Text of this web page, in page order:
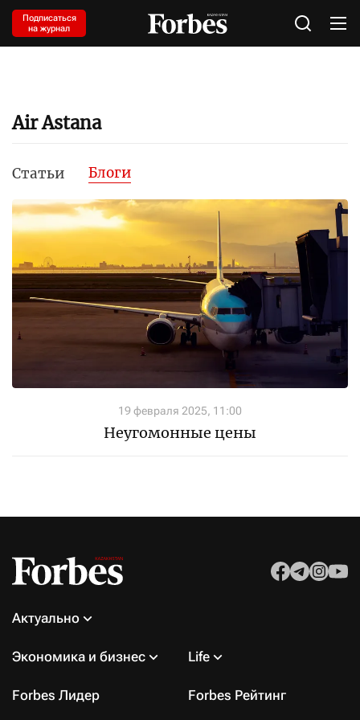
Подписаться
на журнал
Air Astana
Статьи Блоги
19 февраля 2025, 11:00
Неугомонные цены
Актуально
Экономика и бизнес Life
Forbes Лидер Forbes Рейтинг